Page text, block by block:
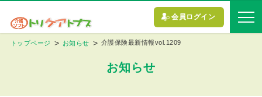
会員ログイン
トップページ お知らせ 介護保険最新情報vol.1209
お知らせ